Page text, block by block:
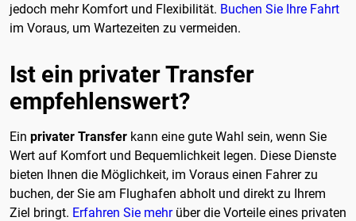
jedoch mehr Komfort und Flexibilität. Buchen Sie Ihre Fahrt
im Voraus, um Wartezeiten zu vermeiden.
Ist ein privater Transfer
empfehlenswert?
Ein privater Transfer kann eine gute Wahl sein, wenn Sie
Wert auf Komfort und Bequemlichkeit legen. Diese Dienste
bieten Ihnen die Möglichkeit, im Voraus einen Fahrer zu
buchen, der Sie am Flughafen abholt und direkt zu Ihrem
Ziel bringt. Erfahren Sie mehrüber die Vorteile eines privaten